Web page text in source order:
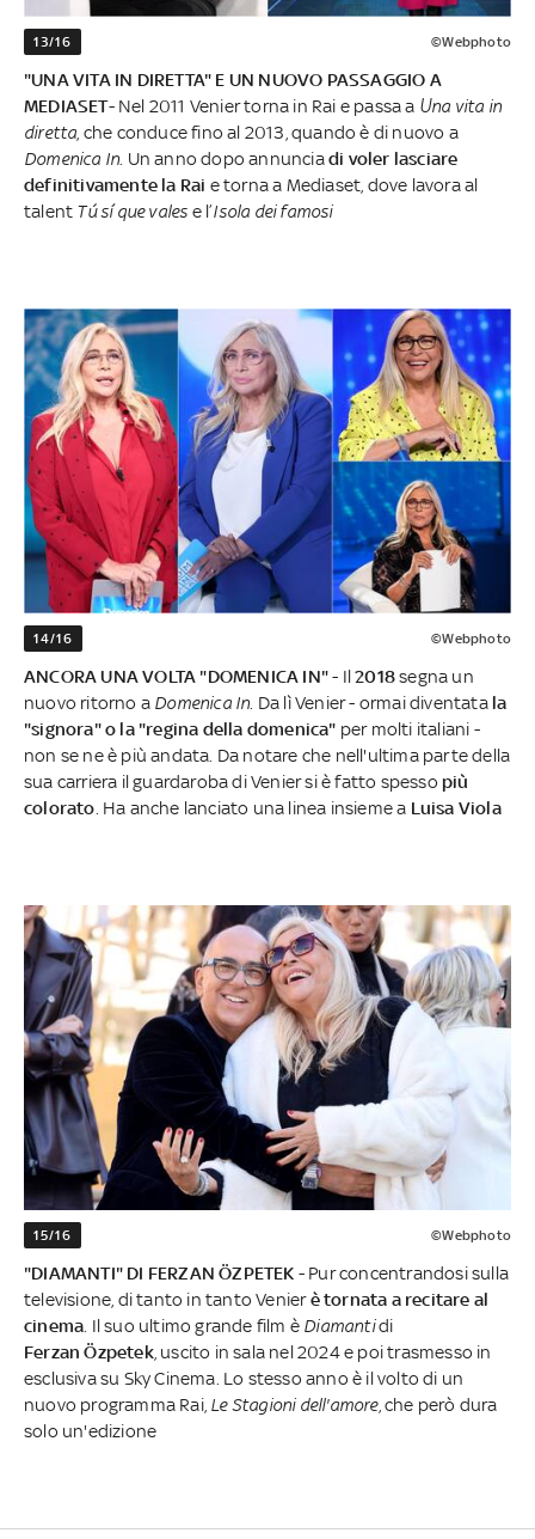
13/16 ©Webphoto
"UNA VITA IN DIRETTA" E UN NUOVO PASSAGGIO A
MEDIASET- Nel 2011 Venier torna in Rai e passa a Una vita in
diretta , che conduce fino al 2013, quando è di nuovo a
Domenica In. Un anno dopo annunciadi voler lasciare
definitivamente la Rai e torna a Mediaset, dove lavora al
talent Tú sí que vales e l’Isola dei famosi
14/16 ©Webphoto
ANCORA UNA VOLTA "DOMENICA IN"- Il2018segna un
nuovo ritorno a Domenica In. Da lì Venier - ormai diventata la
"signora" o la "regina della domenica" per molti italiani -
non se ne è più andata. Da notare che nell'ultima parte della
sua carriera il guardaroba di Venier si è fatto spesso più
colorato . Ha anche lanciato una linea insieme a Luisa Viola
15/16 ©Webphoto
"DIAMANTI" DI FERZAN ÖZPETEK - Pur concentrandosi sulla
televisione, di tanto in tanto Venierè tornata a recitare al
cinema . Il suo ultimo grande film è Diamantidi
Ferzan Özpetek, uscito in sala nel 2024 e poi trasmesso in
esclusiva su Sky Cinema. Lo stesso anno è il volto di un
nuovo programma Rai, Le Stagioni dell'amore, che però dura
solo un'edizione